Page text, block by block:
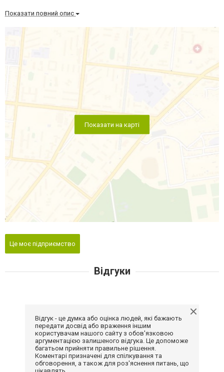
Показати повний опис
Показати на карті
Це моє підприємство
Відгуки
Відгук - це думка або оцінка людей, які бажають
передати досвід або враження іншим
користувачам нашого сайту з обов'язковою
аргументацією залишеного відгука. Це допоможе
багатьом прийняти правильне рішення.
Коментарі призначені для спілкування та
обговорення, а також для роз'яснення питань, що